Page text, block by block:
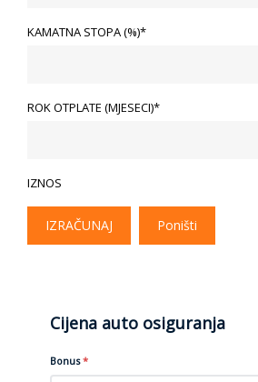
KAMATNA STOPA (%)*
ROK OTPLATE (MJESECI)*
IZNOS
IZRAČUNAJ Poništi
Cijena auto osiguranja
Bonus *